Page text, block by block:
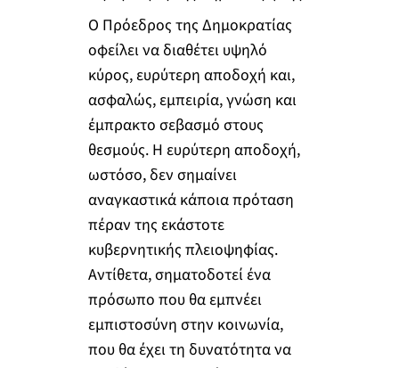
Ο Πρόεδρος της Δημοκρατίας
οφείλει να διαθέτει υψηλό
κύρος, ευρύτερη αποδοχή και,
ασφαλώς, εμπειρία, γνώση και
έμπρακτο σεβασμό στους
θεσμούς. Η ευρύτερη αποδοχή,
ωστόσο, δεν σημαίνει
αναγκαστικά κάποια πρόταση
πέραν της εκάστοτε
κυβερνητικής πλειοψηφίας.
Αντίθετα, σηματοδοτεί ένα
πρόσωπο που θα εμπνέει
εμπιστοσύνη στην κοινωνία,
που θα έχει τη δυνατότητα να